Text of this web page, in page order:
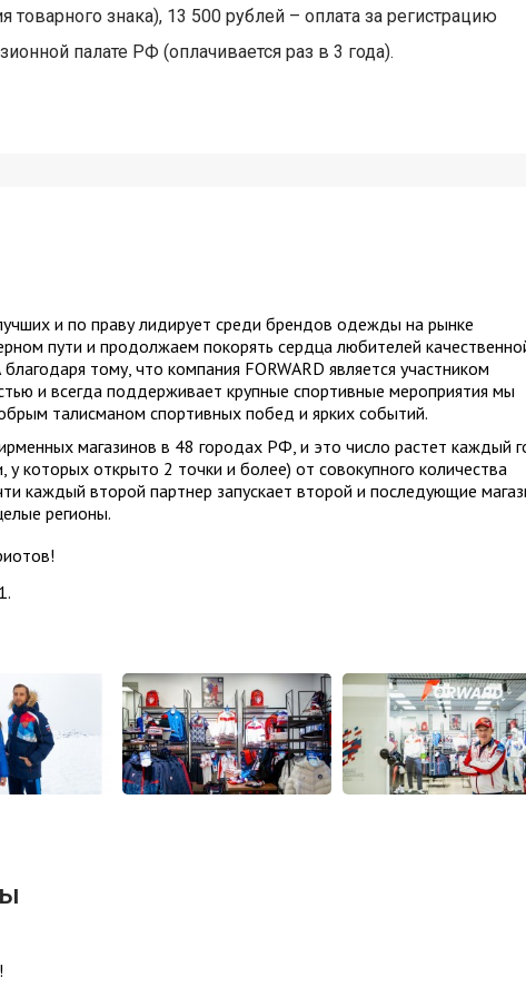
товарного знака), 13 500 рублей – оплата за регистрацию
палате РФ (оплачивается раз в 3 года).
и по праву лидирует среди брендов одежды на рынке
пути и продолжаем покорять сердца любителей
тому, что компания FORWARD является участником
и всегда поддерживает крупные спортивные мероприятия мы
талисманом спортивных побед и ярких событий.
магазинов в 48 городах РФ, и это число растет каждый
которых открыто 2 точки и более) от совокупного количества
каждый второй партнер запускает второй и последующие
регионы.